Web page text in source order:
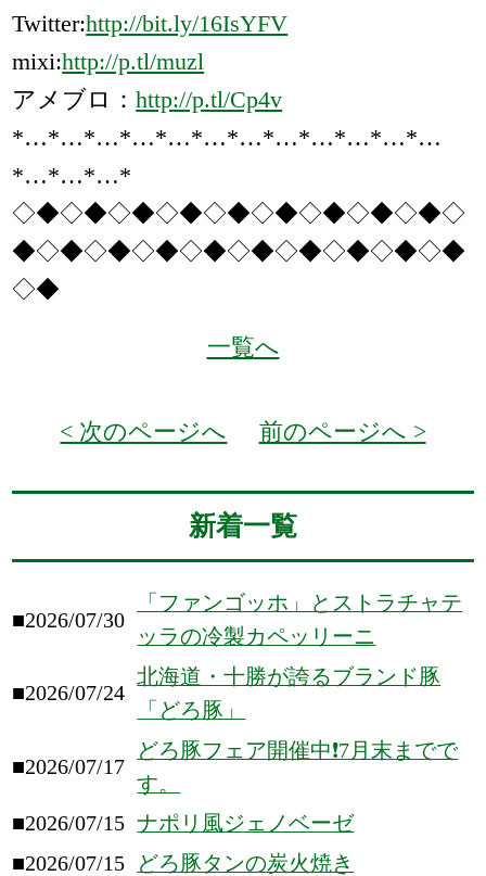
Twitter:http://bit.ly/16IsYFV
mixi:http://p.tl/muzl
アメブロ：http://p.tl/Cp4v
*…*…*…*…*…*…*…*…*…*…*…*…
*…*…*…*
◇◆◇◆◇◆◇◆◇◆◇◆◇◆◇◆◇◆◇
◆◇◆◇◆◇◆◇◆◇◆◇◆◇◆◇◆◇◆
◇◆
一覧へ
< 次のページへ 前のページへ >
新着一覧
■2026/07/30
「ファンゴッホ」とストラチャテ
ッラの冷製カペッリーニ
■2026/07/24
北海道・十勝が誇るブランド豚
「どろ豚」
■2026/07/17
どろ豚フェア開催中❗️7月末までで
す。
■2026/07/15 ナポリ風ジェノベーゼ
■2026/07/15
どろ豚タンの炭火焼き